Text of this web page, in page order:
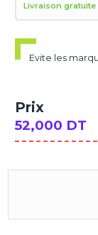
Livraison
Evite les
Prix
52,000 DT